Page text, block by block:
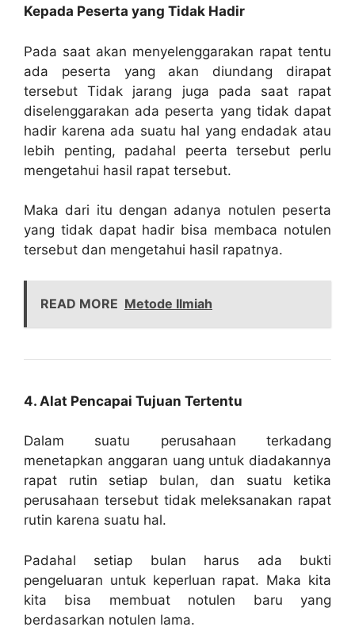
Kepada Peserta yang Tidak Hadir
Pada saat akan menyelenggarakan rapat tentu
ada peserta yang akan diundang dirapat
tersebut Tidak jarang juga pada saat rapat
diselenggarakan ada peserta yang tidak dapat
hadir karena ada suatu hal yang endadak atau
lebih penting, padahal peerta tersebut perlu
mengetahui hasil rapat tersebut.
Maka dari itu dengan adanya notulen peserta
yang tidak dapat hadir bisa membaca notulen
tersebut dan mengetahui hasil rapatnya.
READ MORE Metode Ilmiah
4. Alat Pencapai Tujuan Tertentu
Dalam suatu perusahaan terkadang
menetapkan anggaran uang untuk diadakannya
rapat rutin setiap bulan, dan suatu ketika
perusahaan tersebut tidak meleksanakan rapat
rutin karena suatu hal.
Padahal setiap bulan harus ada bukti
pengeluaran untuk keperluan rapat. Maka kita
kita bisa membuat notulen baru yang
berdasarkan notulen lama.